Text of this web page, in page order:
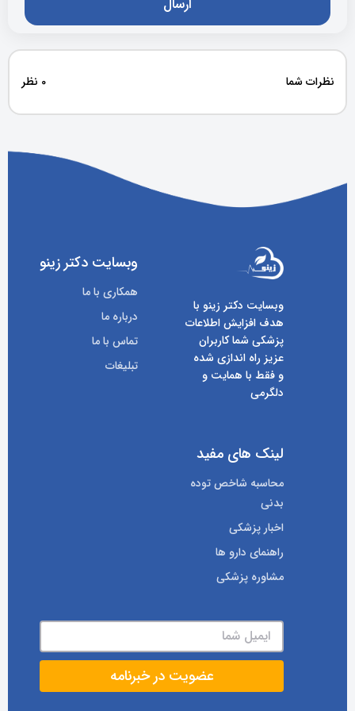
نظرات شما 0 نظر
وبسایت دکتر زینو با
هدف افزایش اطلاعات
پزشکی شما کاربران
عزیز راه اندازی شده
و فقط با همایت و
دلگرمی
وبسایت دکتر زینو
همکاری با ما
درباره ما
تماس با ما
تبلیغات
لینک های مفید
محاسبه شاخص توده
بدنی
اخبار پزشکی
راهنمای دارو ها
مشاوره پزشکی